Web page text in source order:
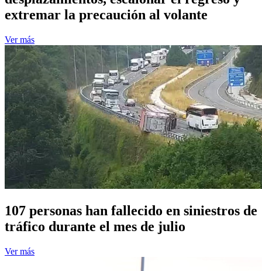
extremar la precaución al volante
Ver más
107 personas han fallecido en siniestros de
tráfico durante el mes de julio
Ver más